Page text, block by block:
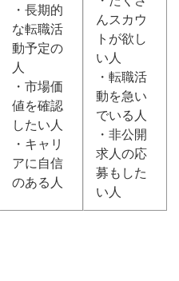
・長期的
な転職活
動予定の
人
・市場価
値を確認
したい人
・キャリ
アに自信
のある人
んスカウ
トが欲し
い人
・転職活
動を急い
でいる人
・非公開
求人の応
募もした
い人